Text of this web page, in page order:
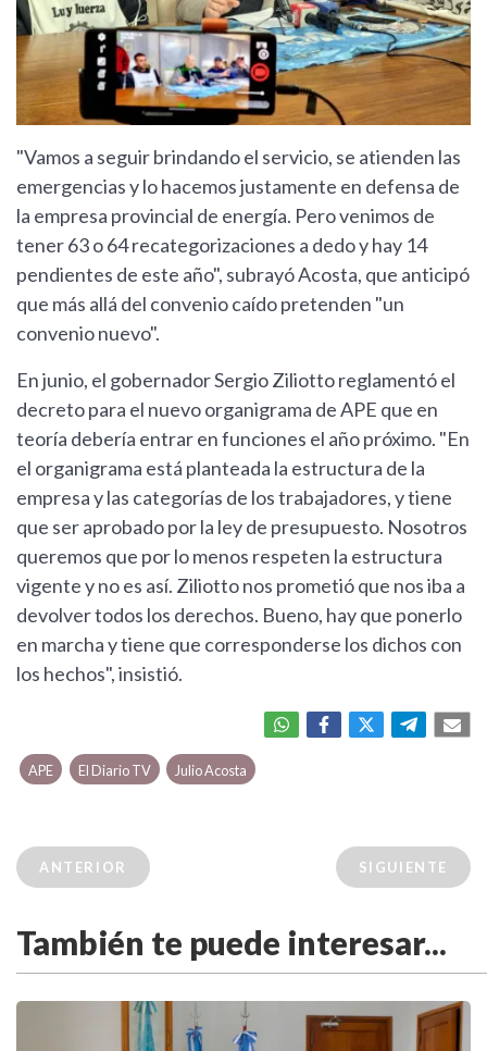
"Vamos a seguir brindando el servicio, se atienden las
emergencias y lo hacemos justamente en defensa de
la empresa provincial de energía. Pero venimos de
tener 63 o 64 recategorizaciones a dedo y hay 14
pendientes de este año", subrayó Acosta, que anticipó
que más allá del convenio caído pretenden "un
convenio nuevo".
En junio, el gobernador Sergio Ziliotto reglamentó el
decreto para el nuevo organigrama de APE que en
teoría debería entrar en funciones el año próximo. "En
el organigrama está planteada la estructura de la
empresa y las categorías de los trabajadores, y tiene
que ser aprobado por la ley de presupuesto. Nosotros
queremos que por lo menos respeten la estructura
vigente y no es así. Ziliotto nos prometió que nos iba a
devolver todos los derechos. Bueno, hay que ponerlo
en marcha y tiene que corresponderse los dichos con
los hechos", insistió.
APE El Diario TV Julio Acosta
ANTERIOR SIGUIENTE
También te puede interesar...